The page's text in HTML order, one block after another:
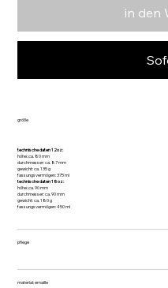
in den
größe
technische daten 12oz:
höhe: ca. 80 mm
durchmesser: ca. 87 mm
gewicht: ca. 135 g
fassungsvermögen: 375 ml
technische daten 18oz:
höhe: ca. 90 mm
durchmesser: ca. 90 mm
gewicht: ca. 180 g
fassungsvermögen: 450 ml
pflege
material: emaille